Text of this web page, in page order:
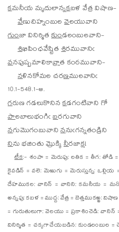
కమనీయ మృదులాన్నకబళ వేత్ర విషాణ-
వేణుచిహ్నంబులవెలయువాని
గుంజా వినిర్మిత కుండలంబులవాని-
శిఖిపింఛవేష్టితశిరమువానిఁ
వనపుష్పమాలికావ్రాత కంఠమువాని-
నళినకోమల చరణములవానిఁ
10.1-548.1-ఆ.
గరుణ గడలుకొనినకడగంటివాని గో
పాలబాలుభంగిఁబరగువాని
నగుమొగంబువాని ననుఁగన్నతండ్రిని
నిను భజింతు మ్రొక్కినీరజాక్ష!
టీక:- శంపా = మెరుపు; లతిక = తీగ; తోడి
కైవడిన్ = వలె; మెఱుగు = మెరుస్తున్న;
దేహముకల; వానిన్ = వానిని; కమనీయ =
అన్నపు; కబళ = ముద్ద; వేత్ర = బెత్తముకఱ్ఱ;
= గురుతులుగా; వెలయు = ప్రకాశించెడి;
వినిర్మిత = చక్కగాచేయబడిన; కుండలంబుల